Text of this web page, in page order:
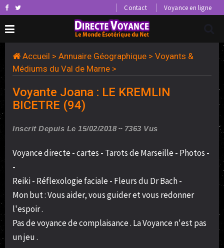
Contact Voyance en ligne
Accueil > Annuaire Géographique > Voyants &
Médiums du Val de Marne >
Voyante Joana : LE KREMLIN
BICETRE (94)
Inscrit Depuis Le 15/02/2018 7363 Vus
Voyance directe - cartes - Tarots de Marseille - Photos -
-
Reiki - Réflexologie faciale - Fleurs du Dr Bach -
Mon but : Vous aider, vous guider et vous redonner
l'espoir .
Pas de voyance de complaisance . La Voyance n'est pas
un jeu .